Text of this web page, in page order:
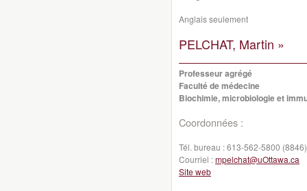
Anglais seulement
PELCHAT, Martin »
Professeur agrégé
Faculté de médecine
Biochimie, microbiologie et
Coordonnées :
Tél. bureau :613-562-5800 (8846)
Courriel :mpelchat@uOttawa.ca
Site web